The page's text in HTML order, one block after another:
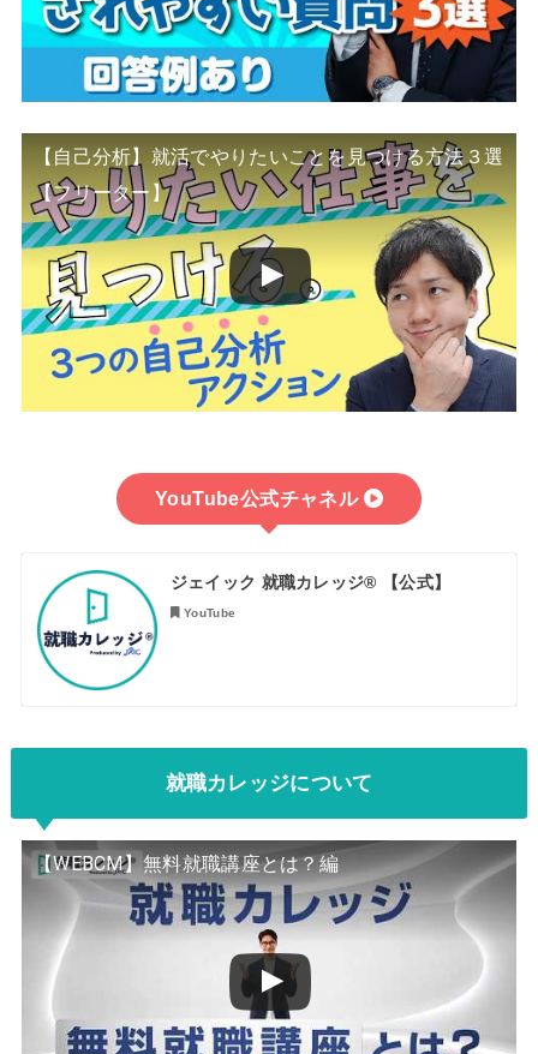
【自己分析】就活でやりたいことを見つける方法３選
【フリーター】
YouTube公式チャネル
ジェイック 就職カレッジ® 【公式】
YouTube
就職カレッジについて
【WEBCM】無料就職講座とは？編